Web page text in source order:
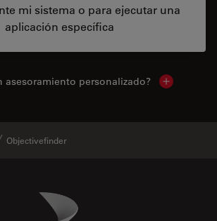
mi sistema o para ejecutar una
aplicación específica
asesoramiento personalizado? Show local
Objectivefinder
Danaher Logo